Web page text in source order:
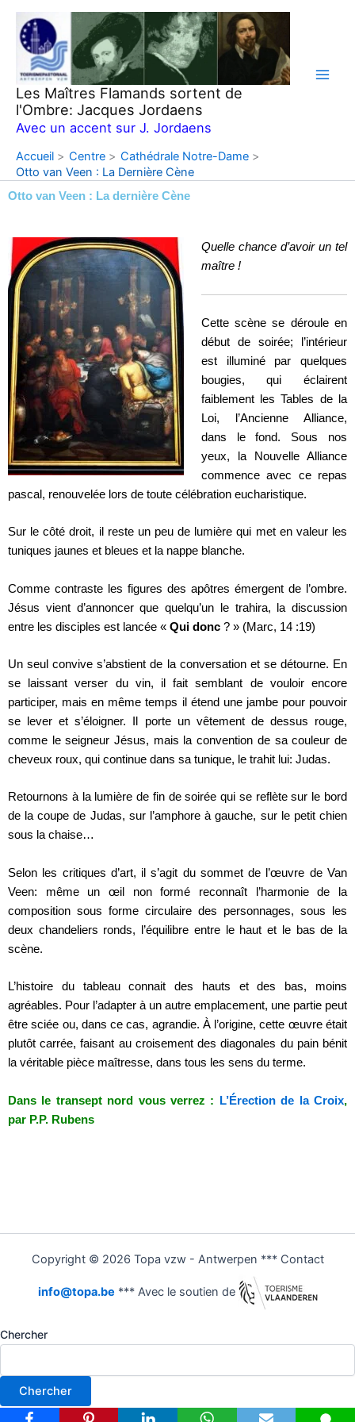
Aller
contenu
Les Maîtres Flamands sortent de
l'Ombre: Jacques Jordaens
Avec un accent sur J. Jordaens
Accueil Centre
Cathédrale Notre-Dame
Otto van Veen : La Dernière Cène
Otto van Veen : La dernière Cène
Quelle chance d’avoir un tel
maître !
Cette scène se déroule en
début de soirée; l’intérieur
est illuminé par quelques
bougies, qui éclairent
faiblement les Tables de la
Loi, l’Ancienne Alliance,
dans le fond. Sous nos
yeux, la Nouvelle Alliance
commence avec ce repas
pascal, renouvelée lors de toute célébration eucharistique.
Sur le côté droit, il reste un peu de lumière qui met en valeur les
tuniques jaunes et bleues et la nappe blanche.
Comme contraste les figures des apôtres émergent de l’ombre.
Jésus vient d’annoncer que quelqu’un le trahira, la discussion
entre les disciples est lancée « Qui donc ? » (Marc, 14 :19)
Un seul convive s’abstient de la conversation et se détourne. En
se laissant verser du vin, il fait semblant de vouloir encore
participer, mais en même temps il étend une jambe pour pouvoir
se lever et s’éloigner. Il porte un vêtement de dessus rouge,
comme le seigneur Jésus, mais la convention de sa couleur de
cheveux roux, qui continue dans sa tunique, le trahit lui: Judas.
Retournons à la lumière de fin de soirée qui se reflète sur le bord
de la coupe de Judas, sur l’amphore à gauche, sur le petit chien
sous la chaise…
Selon les critiques d’art, il s’agit du sommet de l’œuvre de Van
Veen: même un œil non formé reconnaît l’harmonie de la
composition sous forme circulaire des personnages, sous les
deux chandeliers ronds, l’équilibre entre le haut et le bas de la
scène.
L’histoire du tableau connait des hauts et des bas, moins
agréables. Pour l’adapter à un autre emplacement, une partie peut
être sciée ou, dans ce cas, agrandie. À l’origine, cette œuvre était
plutôt carrée, faisant au croisement des diagonales du pain bénit
la véritable pièce maîtresse, dans tous les sens du terme.
Dans le transept nord vous verrez : L’Érection de la Croix,
par P.P. Rubens
Copyright © 2026 Topa vzw - Antwerpen *** Contact
info@topa.be *** Avec le soutien de
Chercher
Chercher